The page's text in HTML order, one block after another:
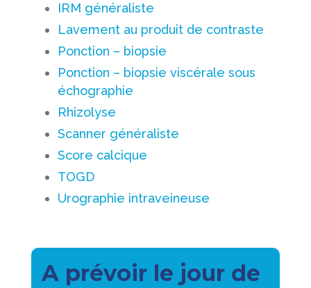
IRM généraliste
Lavement au produit de contraste
Ponction – biopsie
Ponction – biopsie viscérale sous
échographie
Rhizolyse
Scanner généraliste
Score calcique
TOGD
Urographie intraveineuse
A prévoir le jour de